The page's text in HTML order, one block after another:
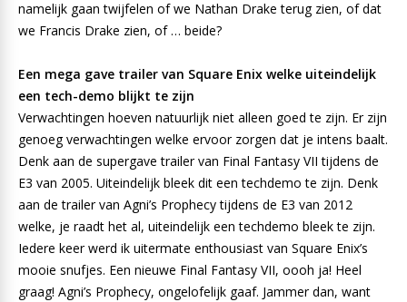
namelijk gaan twijfelen of we Nathan Drake terug zien, of dat
we Francis Drake zien, of … beide?
Een mega gave trailer van Square Enix welke uiteindelijk
een tech-demo blijkt te zijn
Verwachtingen hoeven natuurlijk niet alleen goed te zijn. Er zijn
genoeg verwachtingen welke ervoor zorgen dat je intens baalt.
Denk aan de supergave trailer van Final Fantasy VII tijdens de
E3 van 2005. Uiteindelijk bleek dit een techdemo te zijn. Denk
aan de trailer van Agni’s Prophecy tijdens de E3 van 2012
welke, je raadt het al, uiteindelijk een techdemo bleek te zijn.
Iedere keer werd ik uitermate enthousiast van Square Enix’s
mooie snufjes. Een nieuwe Final Fantasy VII, oooh ja! Heel
graag! Agni’s Prophecy, ongelofelijk gaaf. Jammer dan, want